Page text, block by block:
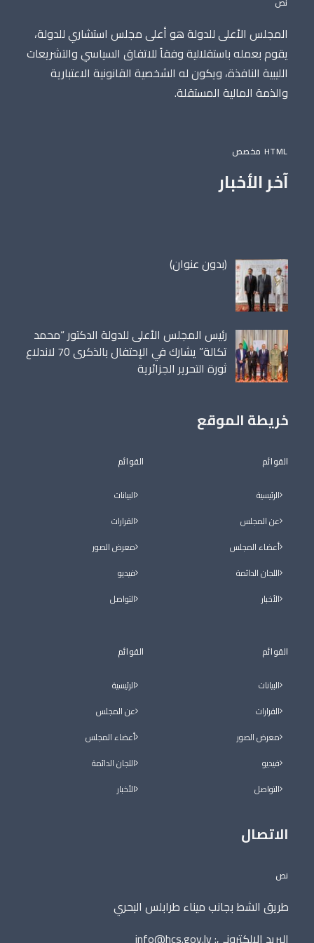
المجلس الأعلى للدولة هو أعلى مجلس استشاري للدولة،
يقوم بعمله باستقلالية وفقاً للاتفاق السياسي والتشريعات
الليبية النافذة، ويكون له الشخصية القانونية الاعتبارية
والذمة المالية المستقلة.
HTML مخصص
آخر الأخبار
(بدون عنوان)مقالة
رئيس المجلس الأعلى للدولة الدكتور “محمد
تكالة” يشارك في الإحتفال بالذكرى 70 لاندلاع
ثورة التحرير الجزائرية
خريطة الموقع
القوائم
الرئيسية
عن المجلس
أعضاء المجلس
اللجان الدائمة
الأخبار
القوائم
البيانات
القرارات
معرض الصور
فيديو
التواصل
القوائم
البيانات
القرارات
معرض الصور
فيديو
التواصل
القوائم
الرئيسية
عن المجلس
أعضاء المجلس
اللجان الدائمة
الأخبار
الاتصال
نص
طريق الشط بجانب ميناء طرابلس البحري
البريد الالكتروني:info@hcs.gov.ly